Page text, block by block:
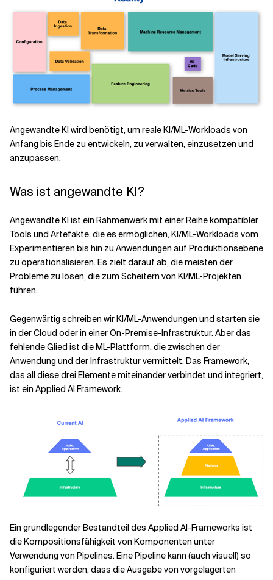
Angewandte KI wird benötigt, um reale KI/ML-Workloads von
Anfang bis Ende zu entwickeln, zu verwalten, einzusetzen und
anzupassen.
Was ist angewandte KI?
Angewandte KI ist ein Rahmenwerk mit einer Reihe kompatibler
Tools und Artefakte, die es ermöglichen, KI/ML-Workloads vom
Experimentieren bis hin zu Anwendungen auf Produktionsebene
zu operationalisieren. Es zielt darauf ab, die meisten der
Probleme zu lösen, die zum Scheitern von KI/ML-Projekten
führen.
Gegenwärtig schreiben wir KI/ML-Anwendungen und starten sie
in der Cloud oder in einer On-Premise-Infrastruktur. Aber das
fehlende Glied ist die ML-Plattform, die zwischen der
Anwendung und der Infrastruktur vermittelt. Das Framework,
das all diese drei Elemente miteinander verbindet und integriert,
ist ein Applied AI Framework.
Ein grundlegender Bestandteil des Applied AI-Frameworks ist
die Kompositionsfähigkeit von Komponenten unter
Verwendung von Pipelines. Eine Pipeline kann (auch visuell) so
konfiguriert werden, dass die Ausgabe von vorgelagerten